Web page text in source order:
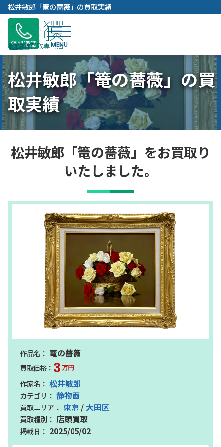
内
容
キ
ッ
プ
松井敏郎「篭の薔薇」の買取実績
無料通話
松井敏郎「篭の薔薇」の買
取実績
松井敏郎「篭の薔薇」をお買取り
いたしました。
篭の薔薇
3万円
松井敏郎
静物画
東京 / 大田区
店頭買取
2025/05/02